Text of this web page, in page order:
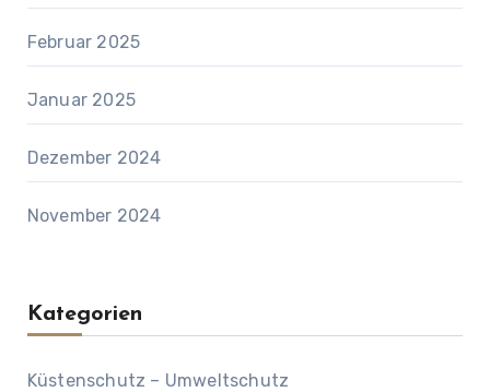
Februar 2025
Januar 2025
Dezember 2024
November 2024
Kategorien
Küstenschutz – Umweltschutz